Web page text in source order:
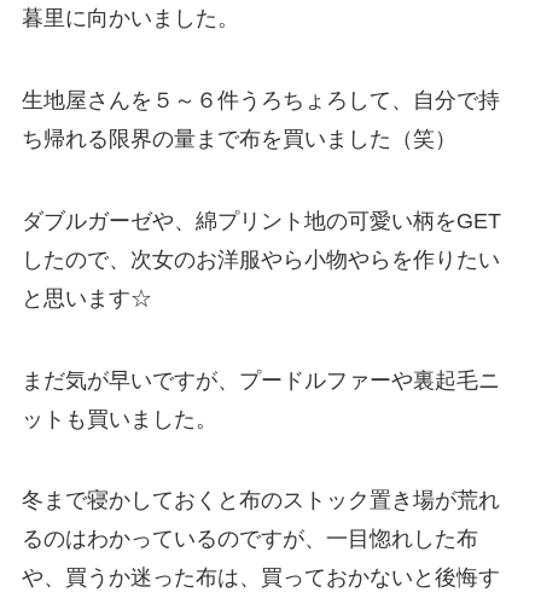
暮里に向かいました。
生地屋さんを５～６件うろちょろして、自分で持
ち帰れる限界の量まで布を買いました（笑）
ダブルガーゼや、綿プリント地の可愛い柄をGET
したので、次女のお洋服やら小物やらを作りたい
と思います☆
まだ気が早いですが、プードルファーや裏起毛ニ
ットも買いました。
冬まで寝かしておくと布のストック置き場が荒れ
るのはわかっているのですが、一目惚れした布
や、買うか迷った布は、買っておかないと後悔す